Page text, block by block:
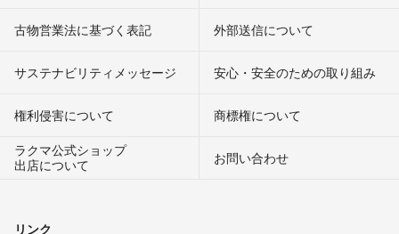
古物営業法に基づく表記 外部送信について
サステナビリティメッセージ 安心・安全のための取り組み
権利侵害について
商標権について
ラクマ公式ショップ
出店について
お問い合わせ
リンク